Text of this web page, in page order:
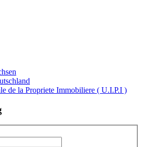
de la Propriete Immobiliere ( U.I.P.I )